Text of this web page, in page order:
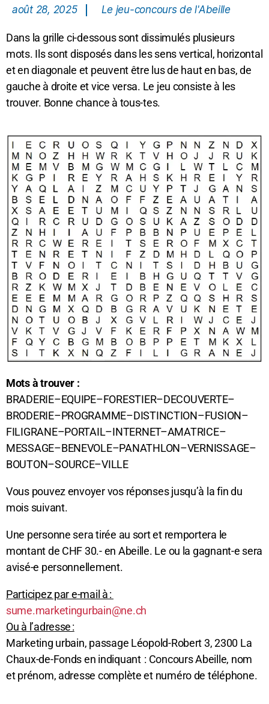
août 28, 2025 Le jeu-concours de l'Abeille
Dans la grille ci-dessous sont dissimulés plusieurs
mots. Ils sont disposés dans les sens vertical, horizontal
et en diagonale et peuvent être lus de haut en bas, de
gauche à droite et vice versa. Le jeu consiste à les
trouver. Bonne chance à tous-tes.
Mots à trouver :
BRADERIE–EQUIPE–FORESTIER–DECOUVERTE–
BRODERIE–PROGRAMME–DISTINCTION–FUSION–
FILIGRANE–PORTAIL–INTERNET–AMATRICE–
MESSAGE–BENEVOLE–PANATHLON–VERNISSAGE–
BOUTON–SOURCE–VILLE
Vous pouvez envoyer vos réponses jusqu’à la fin du
mois suivant.
Une personne sera tirée au sort et remportera le
montant de CHF 30.- en Abeille. Le ou la gagnant-e sera
avisé-e personnellement.
Participez par e-mail à :
sume.marketingurbain@ne.ch
Ou à l’adresse :
Marketing urbain, passage Léopold-Robert 3, 2300 La
Chaux-de-Fonds en indiquant : Concours Abeille, nom
et prénom, adresse complète et numéro de téléphone.